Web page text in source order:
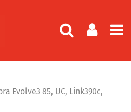
Evolve3 85, UC, Link390c,